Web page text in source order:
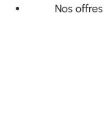
Nos offres